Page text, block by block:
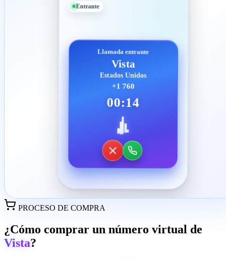
Entrante
Llamada entrante
Vista
Estados Unidos
+1 760
00:14
PROCESO DE COMPRA
¿Cómo comprar un número virtual de
Vista?